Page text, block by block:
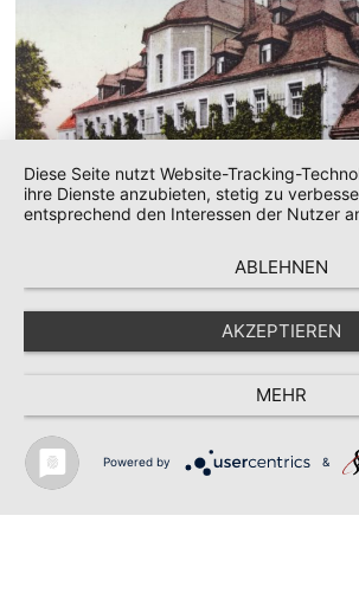
(Beispielbild, Barockschloss Kittlitz,
Diese Seite nutzt Website-Tracking-
ihre Dienste anzubieten, stetig zu
entsprechend den Interessen der Nutzer
ABLEHNEN
AKZEPTIEREN
MEHR
Powered by &